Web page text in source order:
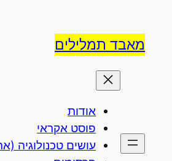
מאבד תמלילים
אודות
פוסט אקראי
עושים טכנולוגיה